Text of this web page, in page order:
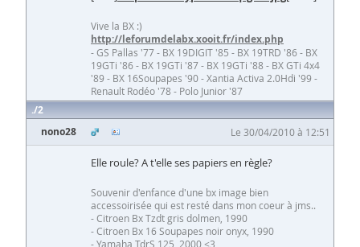
Vive la BX :)
http://leforumdelabx.xooit.fr/index.php
- GS Pallas '77 - BX 19DIGIT '85 - BX 19TRD '86 - BX
19GTi '86 - BX 19GTi '87 - BX 19GTi '88 - BX GTi 4x4
'89 - BX 16Soupapes '90 - Xantia Activa 2.0Hdi '99 -
Renault Rodéo '78 - Polo Junior '87
2
nono28
Le 30/04/2010 à 12:51
Elle roule? A t'elle ses papiers en règle?
Souvenir d'enfance d'une bx image bien
accessoirisée qui est resté dans mon coeur à jms..
- Citroen Bx Tzdt gris dolmen, 1990
- Citroen Bx 16 Soupapes noir onyx, 1990
- Yamaha TdrS 125, 2000 <3